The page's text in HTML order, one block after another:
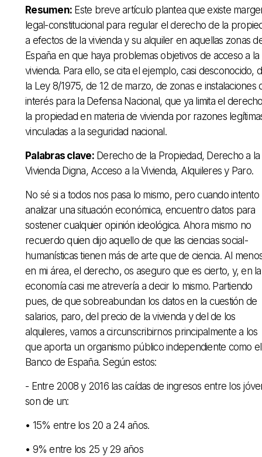
Resumen: Este breve artículo plantea que existe
legal-constitucional para regular el derecho de la
a efectos de la vivienda y su alquiler en aquellas zonas
España en que haya problemas objetivos de acceso a la
vivienda. Para ello, se cita el ejemplo, casi desconocido,
la Ley 8/1975, de 12 de marzo, de zonas e instalaciones
interés para la Defensa Nacional, que ya limita el
la propiedad en materia de vivienda por razones
vinculadas a la seguridad nacional.
Palabras clave:Derecho de la Propiedad, Derecho a la
Vivienda Digna, Acceso a la Vivienda, Alquileres y Paro.
No sé si a todos nos pasa lo mismo, pero cuando intento
analizar una situación económica, encuentro datos para
sostener cualquier opinión ideológica. Ahora mismo no
recuerdo quien dijo aquello de que las ciencias social-
humanísticas tienen más de arte que de ciencia. Al
en mi área, el derecho, os aseguro que es cierto, y, en la
economía casi me atrevería a decir lo mismo. Partiendo
pues, de que sobreabundan los datos en la cuestión de
salarios, paro, del precio de la vivienda y del de los
alquileres, vamos a circunscribirnos principalmente a los
que aporta un organismo público independiente como el
Banco de España. Según estos:
- Entre 2008 y 2016 las caídas de ingresos entre los
son de un:
• 15% entre los 20 a 24 años.
• 9% entre los 25 y 29 años